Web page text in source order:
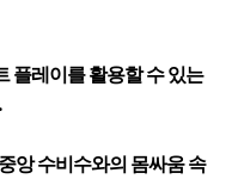
플레이를 활용할 수 있는
앙 수비수와의 몸싸움 속